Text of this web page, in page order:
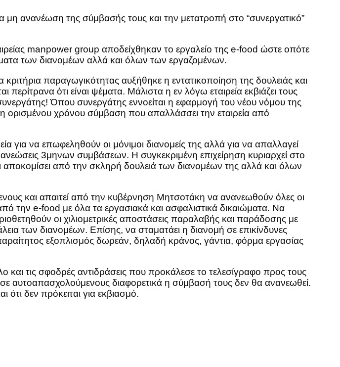
μη ανανέωση της σύμβασής τους και την μετατροπή στο “συνεργατικό”
manpower group αποδείχθηκαν το εργαλείο της e-food ώστε οπότε
των διανομέων αλλά και όλων των εργαζομένων.
παραγωγικότητας αυξήθηκε η εντατικοποίηση της δουλειάς και
ότι είναι ψέματα. Μάλιστα η εν λόγω εταιρεία εκβιάζει τους
Όπου συνεργάτης εννοείται η εφαρμογή του νέου νόμου της
χρόνου σύμβαση που απαλλάσσει την εταιρεία από
για να επωφεληθούν οι μόνιμοι διανομείς της αλλά για να απαλλαγεί
3μηνων συμβάσεων. Η συγκεκριμένη επιχείρηση κυριαρχεί στο
από την σκληρή δουλειά των διανομέων της αλλά και όλων
και απαιτεί από την κυβέρνηση Μητσοτάκη να ανανεωθούν όλες οι
την e-food με όλα τα εργασιακά και ασφαλιστικά δικαιώματα. Να
οι χιλιομετρικές αποστάσεις παραλαβής και παράδοσης με
των διανομέων. Επίσης, να σταματάει η διανομή σε επικίνδυνες
εξοπλισμός δωρεάν, δηλαδή κράνος, γάντια, φόρμα εργασίας
και τις σφοδρές αντιδράσεις που προκάλεσε το τελεσίγραφο προς τους
αυτοαπασχολούμενους διαφορετικά η σύμβασή τους δεν θα ανανεωθεί.
ότι δεν πρόκειται για εκβιασμό.